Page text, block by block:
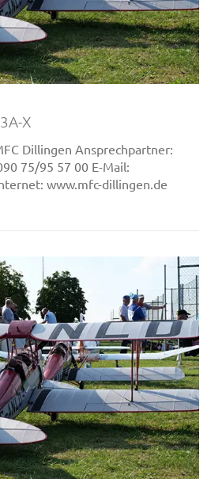
X
Dillingen Ansprechpartner:
75/95 57 00 E-Mail:
www.mfc-dillingen.de